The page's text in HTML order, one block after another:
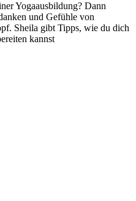
Yogaausbildung? Dann
und Gefühle von
Sheila gibt Tipps, wie du dich
kannst